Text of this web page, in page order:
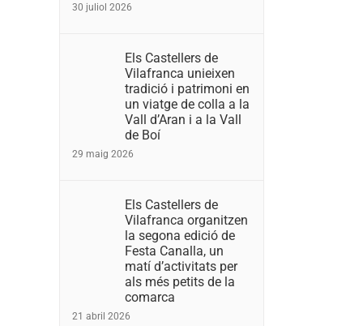
30 juliol 2026
Els Castellers de
Vilafranca unieixen
tradició i patrimoni en
un viatge de colla a la
Vall d’Aran i a la Vall
de Boí
29 maig 2026
Els Castellers de
Vilafranca organitzen
la segona edició de
Festa Canalla, un
matí d’activitats per
als més petits de la
comarca
21 abril 2026